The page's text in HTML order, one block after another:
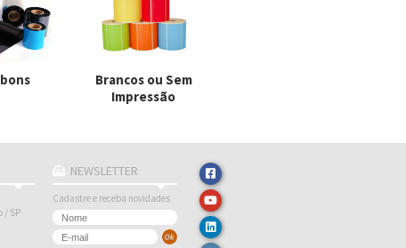
Brancos ou Sem
Impressão
/ SP
NEWSLETTER
Cadastre e receba novidades